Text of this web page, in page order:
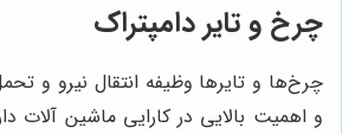
چرخ و تایر دامپتراک
چرخ‌ها و تایرها وظیفه انتقال نیرو و
و اهمیت بالایی در کارایی ماشین آلات